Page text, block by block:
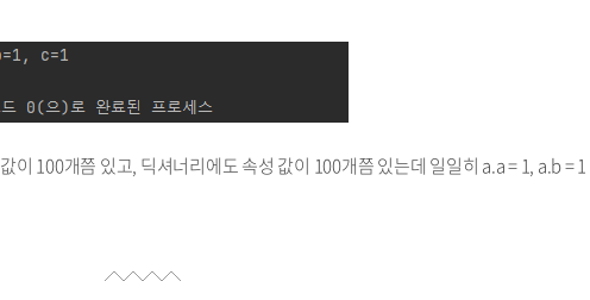
이 100개쯤 있고, 딕셔너리에도 속성 값이 100개쯤 있는데 일일히 a.a = 1, a.b = 1